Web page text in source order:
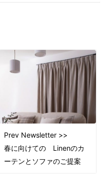
Prev Newsletter >>
春に向けての Linenのカ
ーテンとソファのご提案